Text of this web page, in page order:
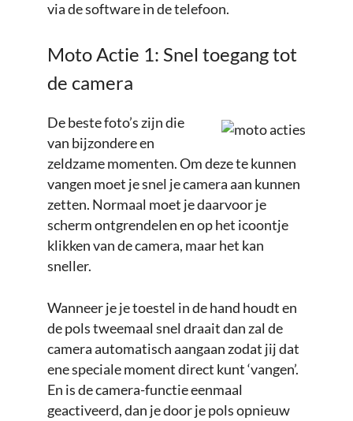
via de software in de telefoon.
Moto Actie 1: Snel toegang tot
de camera
De beste foto’s zijn die
van bijzondere en
zeldzame momenten. Om deze te kunnen
vangen moet je snel je camera aan kunnen
zetten. Normaal moet je daarvoor je
scherm ontgrendelen en op het icoontje
klikken van de camera, maar het kan
sneller.
Wanneer je je toestel in de hand houdt en
de pols tweemaal snel draait dan zal de
camera automatisch aangaan zodat jij dat
ene speciale moment direct kunt ‘vangen’.
En is de camera-functie eenmaal
geactiveerd, dan je door je pols opnieuw